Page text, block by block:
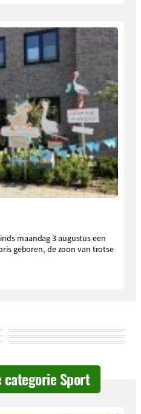
maandag 3 augustus een
geboren, de zoon van trotse
Sport